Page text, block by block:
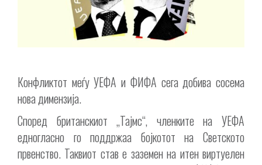
Конфликтот меѓу УЕФА и ФИФА сега добива сосема
нова димензија.
Според британскиот „Тајмс“, членките на УЕФА
едногласно го поддржаа бојкотот на Светското
првенство. Таквиот став е заземен на итен виртуелен